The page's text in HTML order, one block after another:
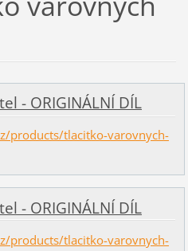
- ORIGINÁLNÍ DÍL
products/tlacitko-varovnych-
- ORIGINÁLNÍ DÍL
products/tlacitko-varovnych-